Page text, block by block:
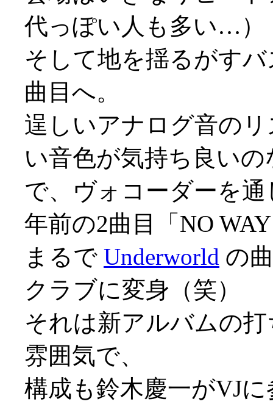
代っぽい人も多い…）
そして地を揺るがす
曲目へ。
逞しいアナログ音の
い音色が気持ち良い
で、ヴォコーダーを
年前の2曲目「NO
まるで Underworld の
クラブに変身（笑）
それは新アルバムの
雰囲気で、
構成も鈴木慶一がVJ